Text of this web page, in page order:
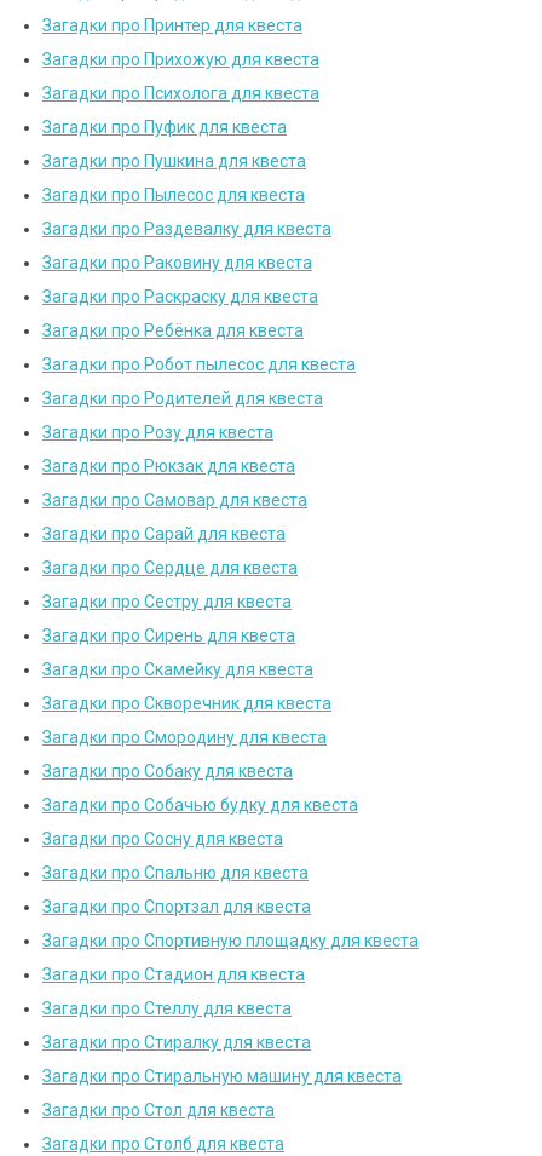
Загадки про Принтер для квеста
Загадки про Прихожую для квеста
Загадки про Психолога для квеста
Загадки про Пуфик для квеста
Загадки про Пушкина для квеста
Загадки про Пылесос для квеста
Загадки про Раздевалку для квеста
Загадки про Раковину для квеста
Загадки про Раскраску для квеста
Загадки про Ребёнка для квеста
Загадки про Робот пылесос для квеста
Загадки про Родителей для квеста
Загадки про Розу для квеста
Загадки про Рюкзак для квеста
Загадки про Самовар для квеста
Загадки про Сарай для квеста
Загадки про Сердце для квеста
Загадки про Сестру для квеста
Загадки про Сирень для квеста
Загадки про Скамейку для квеста
Загадки про Скворечник для квеста
Загадки про Смородину для квеста
Загадки про Собаку для квеста
Загадки про Собачью будку для квеста
Загадки про Сосну для квеста
Загадки про Спальню для квеста
Загадки про Спортзал для квеста
Загадки про Спортивную площадку для квеста
Загадки про Стадион для квеста
Загадки про Стеллу для квеста
Загадки про Стиралку для квеста
Загадки про Стиральную машину для квеста
Загадки про Стол для квеста
Загадки про Столб для квеста